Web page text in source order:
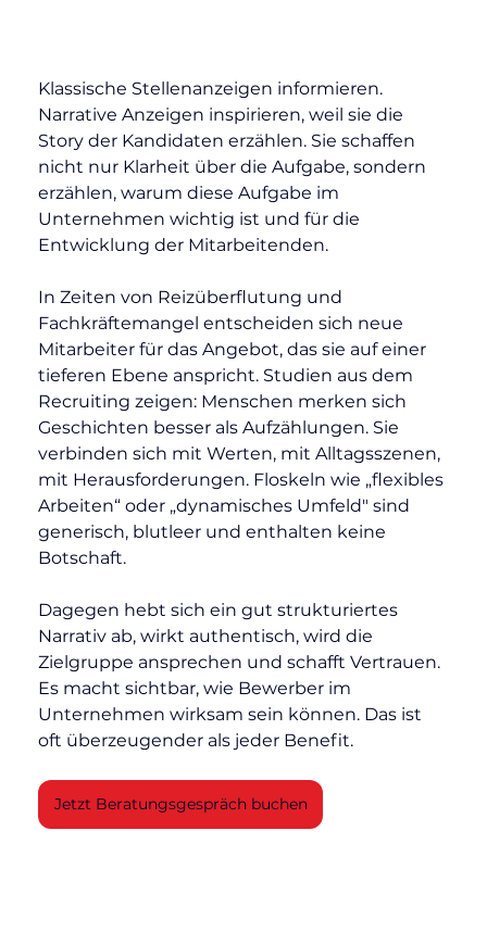
Klassische Stellenanzeigen informieren.
Narrative Anzeigen inspirieren, weil sie die
Story der Kandidaten erzählen. Sie schaffen
nicht nur Klarheit über die Aufgabe, sondern
erzählen, warum diese Aufgabe im
Unternehmen wichtig ist und für die
Entwicklung der Mitarbeitenden.
In Zeiten von Reizüberflutung und
Fachkräftemangel entscheiden sich neue
Mitarbeiter für das Angebot, das sie auf einer
tieferen Ebene anspricht. Studien aus dem
Recruiting zeigen: Menschen merken sich
Geschichten besser als Aufzählungen. Sie
verbinden sich mit Werten, mit Alltagsszenen,
mit Herausforderungen. Floskeln wie „flexibles
Arbeiten“ oder „dynamisches Umfeld" sind
generisch, blutleer und enthalten keine
Botschaft.
Dagegen hebt sich ein gut strukturiertes
Narrativ ab, wirkt authentisch, wird die
Zielgruppe ansprechen und schafft Vertrauen.
Es macht sichtbar, wie Bewerber im
Unternehmen wirksam sein können. Das ist
oft überzeugender als jeder Benefit.
Jetzt Beratungsgespräch buchen